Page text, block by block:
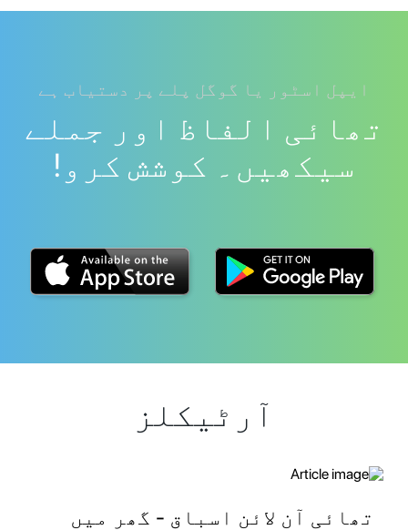
ایپل اسٹور یا گوگل پلے پر دستیاب ہے
تھائی الفاظ اور جملے
سیکھیں۔ کوشش کرو!
آرٹیکلز
تھائی آن لائن اسباق - گھر میں